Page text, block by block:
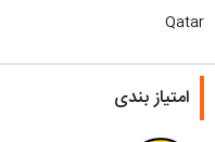
Qatar
امتیاز بندی